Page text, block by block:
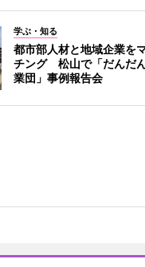
学ぶ・知る
都市部人材と地域企業を
チング 松山で「だんだ
業団」事例報告会